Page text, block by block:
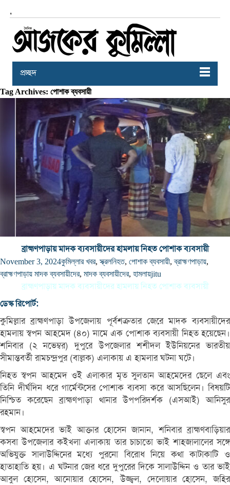
,
প্রচ্ছদ
Tag Archives: পোশাক ব্যবসায়ী
ব্রাহ্মণপাড়ায় মাদক ব্যবসায়ীদের হামলায় নিহত পোশাক ব্যবসায়ী
November 3, 2024কুমিল্লার খবর,স্ক্রলনিহত, পোশাক ব্যবসায়ী,ব্রাহ্মণপাড়ায়,
ব্রাহ্মণপাড়ায় মাদক ব্যবসায়ীদের, মাদক ব্যবসায়ীদের, হামলায়jitu
ব্রাহ্মণপাড়ায় মাদক ব্যবসায়ীদের হামলায় নিহত পোশাক ব্যবসায়ী
ডেস্ক রিপোর্ট:
কুমিল্লার ব্রাহ্মণপাড়া উপজেলায় পূর্বশত্রুতার জেরে মাদক ব্যবসায়ীদের
হামলায় স্বপন আহমেদ (৪০) নামে এক পোশাক ব্যবসায়ী নিহত হয়েছেন।
শনিবার (২ নভেম্বর) দুপুরে উপজেলার শশীদল ইউনিয়নের ভারতীয়
সীমান্তবর্তী রামচন্দ্রপুর (বাল্লক) এলাকায় এ হামলার ঘটনা ঘটে।
নিহত স্বপন আহমেদ ওই এলাকার মৃত সুলতান আহমেদের ছেলে এবং
তিনি দীর্ঘদিন ধরে গার্মেন্টসের পোশাক ব্যবসা করে আসছিলেন। বিষয়টি
নিশ্চিত করেছেন ব্রাহ্মণপাড়া থানার উপপরিদর্শক (এসআই) আনিসুর
রহমান।
স্বপন আহমেদের ভাই আক্তার হোসেন জানান, শনিবার ব্রাহ্মণবাড়িয়ার
কসবা উপজেলার কইখলা এলাকায় তার চাচাতো ভাই শাহজালালের সঙ্গে
অভিযুক্ত সালাউদ্দিনের মধ্যে পুরনো বিরোধ নিয়ে কথা কাটাকাটি ও
হাতাহাতি হয়। এ ঘটনার জের ধরে দুপুরের দিকে সালাউদ্দিন ও তার ভাই
আবুল হোসেন, আনোয়ার হোসেন, উজ্জ্বল, দেলোয়ার হোসেন, জহির